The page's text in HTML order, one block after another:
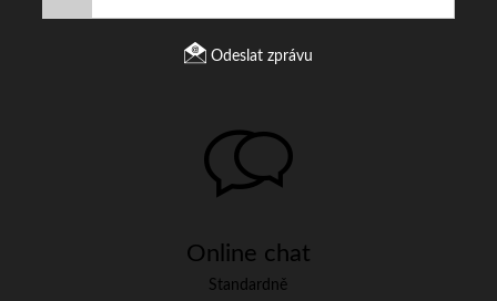
Odeslat zprávu
Online chat
Standardně